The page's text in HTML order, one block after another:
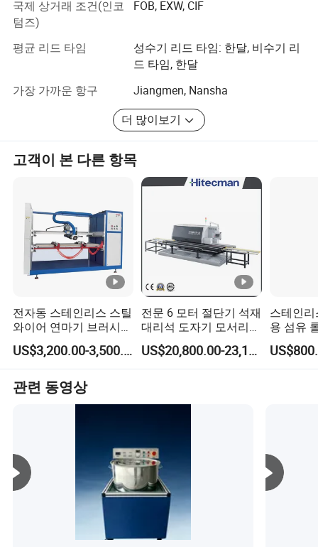
우리는 업계에서 숙련된 기술 직업과 유능한 직원으로 구
성된 강력한 관리 팀을 보유하고 있습니다. 또한 고품질 처
리 장비를 갖춘 자동 연마 기술 연구소를 설립했습니다. 당
표준을 엄격하게 적용합니다. 고객의 다양한 요구에 따라,
우리는 다른 종류의 기계를 생산한다.
"품질 우선, 고객 우선"이라는 비즈니스 원칙을 고수하며 고
품질 연마 기계를 제공하기 위해 제품 개발을 위해 개발되
었습니다.
국제 상거래 조건(인코
텀즈)
FOB, EXW, CIF
평균 리드 타임
성수기 리드 타임: 한달, 비수기 리
드 타임, 한달
가장 가까운 항구
Jiangmen, Nansha
더 많이보기
고객이 본 다른 항목
전자동 스테인리스 스틸
와이어 연마기 브러시
알루미늄 금속 디버링
기계 삼합일 연마기
US$3,200.00-3,500.00
전문 6 모터 절단기 석재
대리석 도자기 모서리
가공 및 연마
US$20,800.00-23,110.00
스테인
용 섬유
트 연마기
관련 동영상